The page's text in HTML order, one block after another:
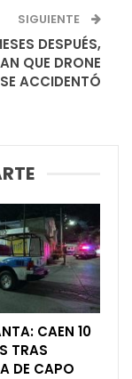
SIGUIENTE
DESPUÉS,
QUE DRONE
SE ACCIDENTÓ
CAEN 10
TRAS
DE CAPO